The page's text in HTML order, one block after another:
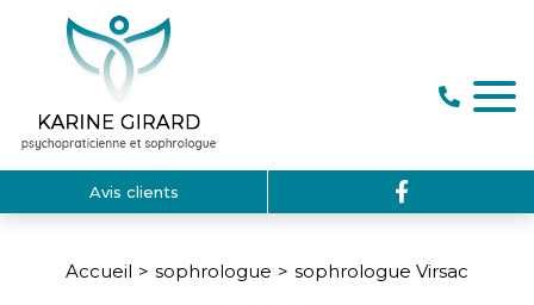
Avis clients
Accueil sophrologue sophrologue Virsac